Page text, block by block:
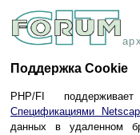
Поддержка Cookie
PHP/FI
Спецификациями
данных в удаленном